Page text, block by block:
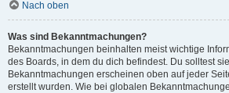
Nach oben
Was sind Bekanntmachungen?
Bekanntmachungen beinhalten meist wichtige
des Boards, in dem du dich befindest. Du solltest
Bekanntmachungen erscheinen oben auf jeder
erstellt wurden. Wie bei globalen